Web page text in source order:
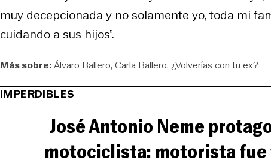
muy decepcionada y no solamente yo, toda mi
cuidando a sus hijos”.
Más sobre:Álvaro Ballero Carla Ballero ¿Volverías con tu ex?
IMPERDIBLES
José Antonio Neme
motociclista: motorista